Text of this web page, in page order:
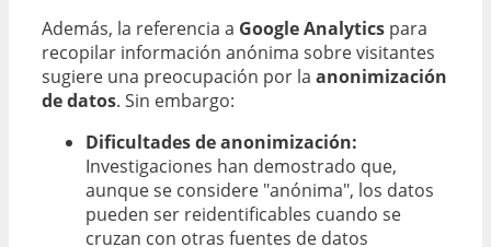
Además, la referencia a Google Analytics para
recopilar información anónima sobre visitantes
sugiere una preocupación por la anonimización
de datos. Sin embargo:
Dificultades de anonimización:
Investigaciones han demostrado que,
aunque se considere "anónima", los datos
pueden ser reidentificables cuando se
cruzan con otras fuentes de datos